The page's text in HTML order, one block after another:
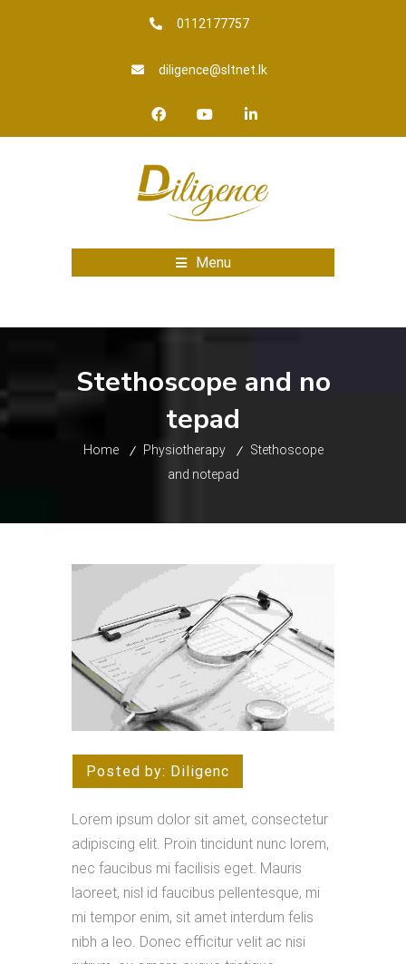
0112177757
diligence@sltnet.lk
Menu
Stethoscope and no
tepad
Home Physiotherapy
Stethoscope
and notepad
Posted by: Diligenc
Lorem ipsum dolor sit amet, consectetur
adipiscing elit. Proin tincidunt nunc lorem,
nec faucibus mi facilisis eget. Mauris
laoreet, nisl id faucibus pellentesque, mi
mi tempor enim, sit amet interdum felis
nibh a leo. Donec efficitur velit ac nisi